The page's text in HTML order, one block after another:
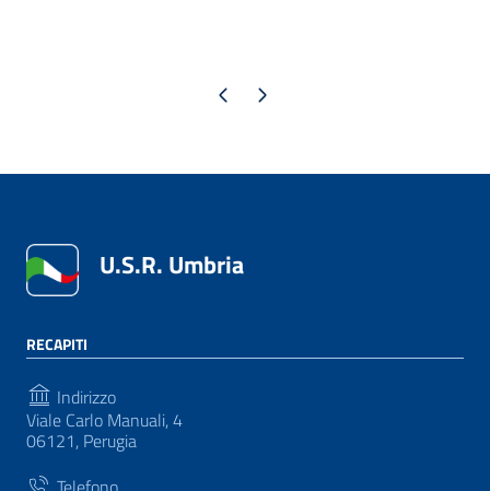
Pagina precedente
Pagina successiva
U.S.R. Umbria
RECAPITI
Indirizzo
Viale Carlo Manuali, 4
06121, Perugia